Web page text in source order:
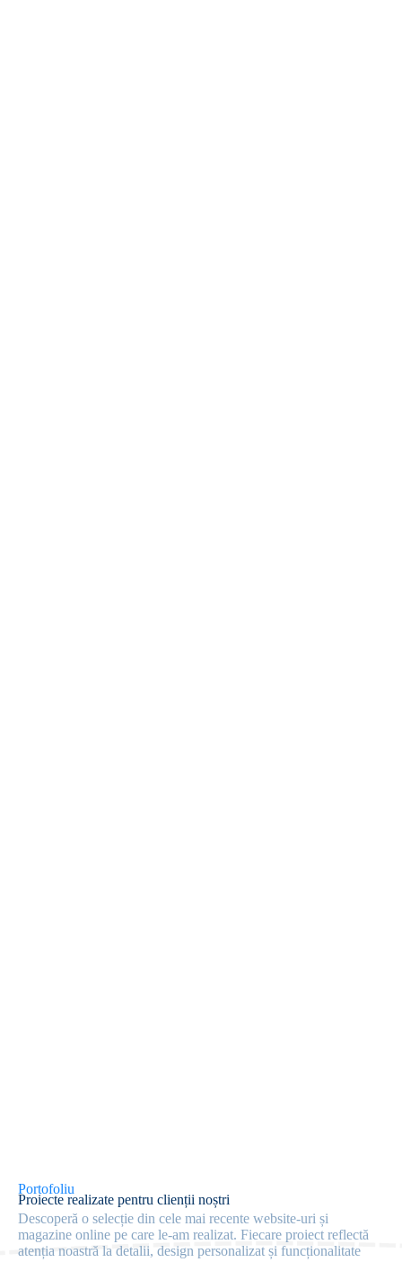
Portofoliu
Proiecte realizate pentru clienții noștri
Descoperă o selecție din cele mai recente website-uri și
magazine online pe care le-am realizat. Fiecare proiect reflectă
atenția noastră la detalii, design personalizat și funcționalitate